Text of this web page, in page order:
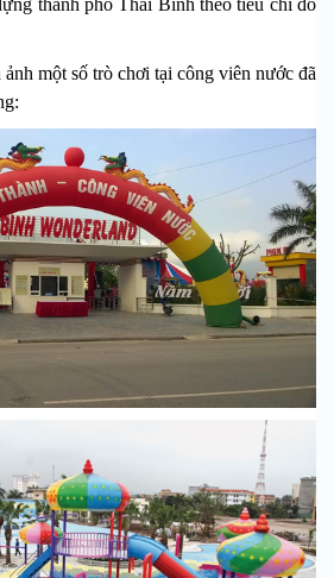
thành phố Thái Bình theo tiêu chí đô
một số trò chơi tại công viên nước đã